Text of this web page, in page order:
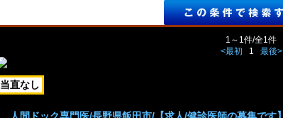
1～1件/全1件
<最初
1 最後>
当直なし